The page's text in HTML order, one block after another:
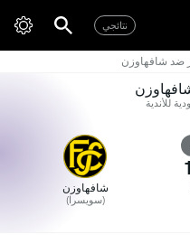
نتائجي
ضد شافهاوزن
للأندية
1
شافهاوزن
(سويسرا)